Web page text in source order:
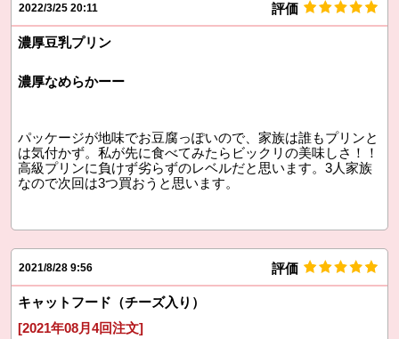
2022/3/25 20:11 評価
濃厚豆乳プリン
濃厚なめらかーー
パッケージが地味でお豆腐っぽいので、家族は誰もプリンと
は気付かず。私が先に食べてみたらビックリの美味しさ！！
高級プリンに負けず劣らずのレベルだと思います。3人家族
なので次回は3つ買おうと思います。
2021/8/28 9:56 評価
キャットフード（チーズ入り）
[2021年08月4回注文]